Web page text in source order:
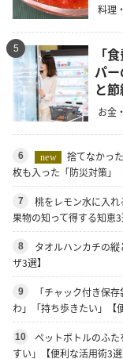
料理
5
「
パ
と節
お金
6 new
捨てなかっ
枚も入った「防災対策」
7
桃をレモン水に入
果物の知って得する知恵3
8
タオルハンカチの
ザ3選】
9
「チャック付き保
わ」「持ち歩きたい」【
10
ペットボトルのふ
すい」【便利な活用術3選